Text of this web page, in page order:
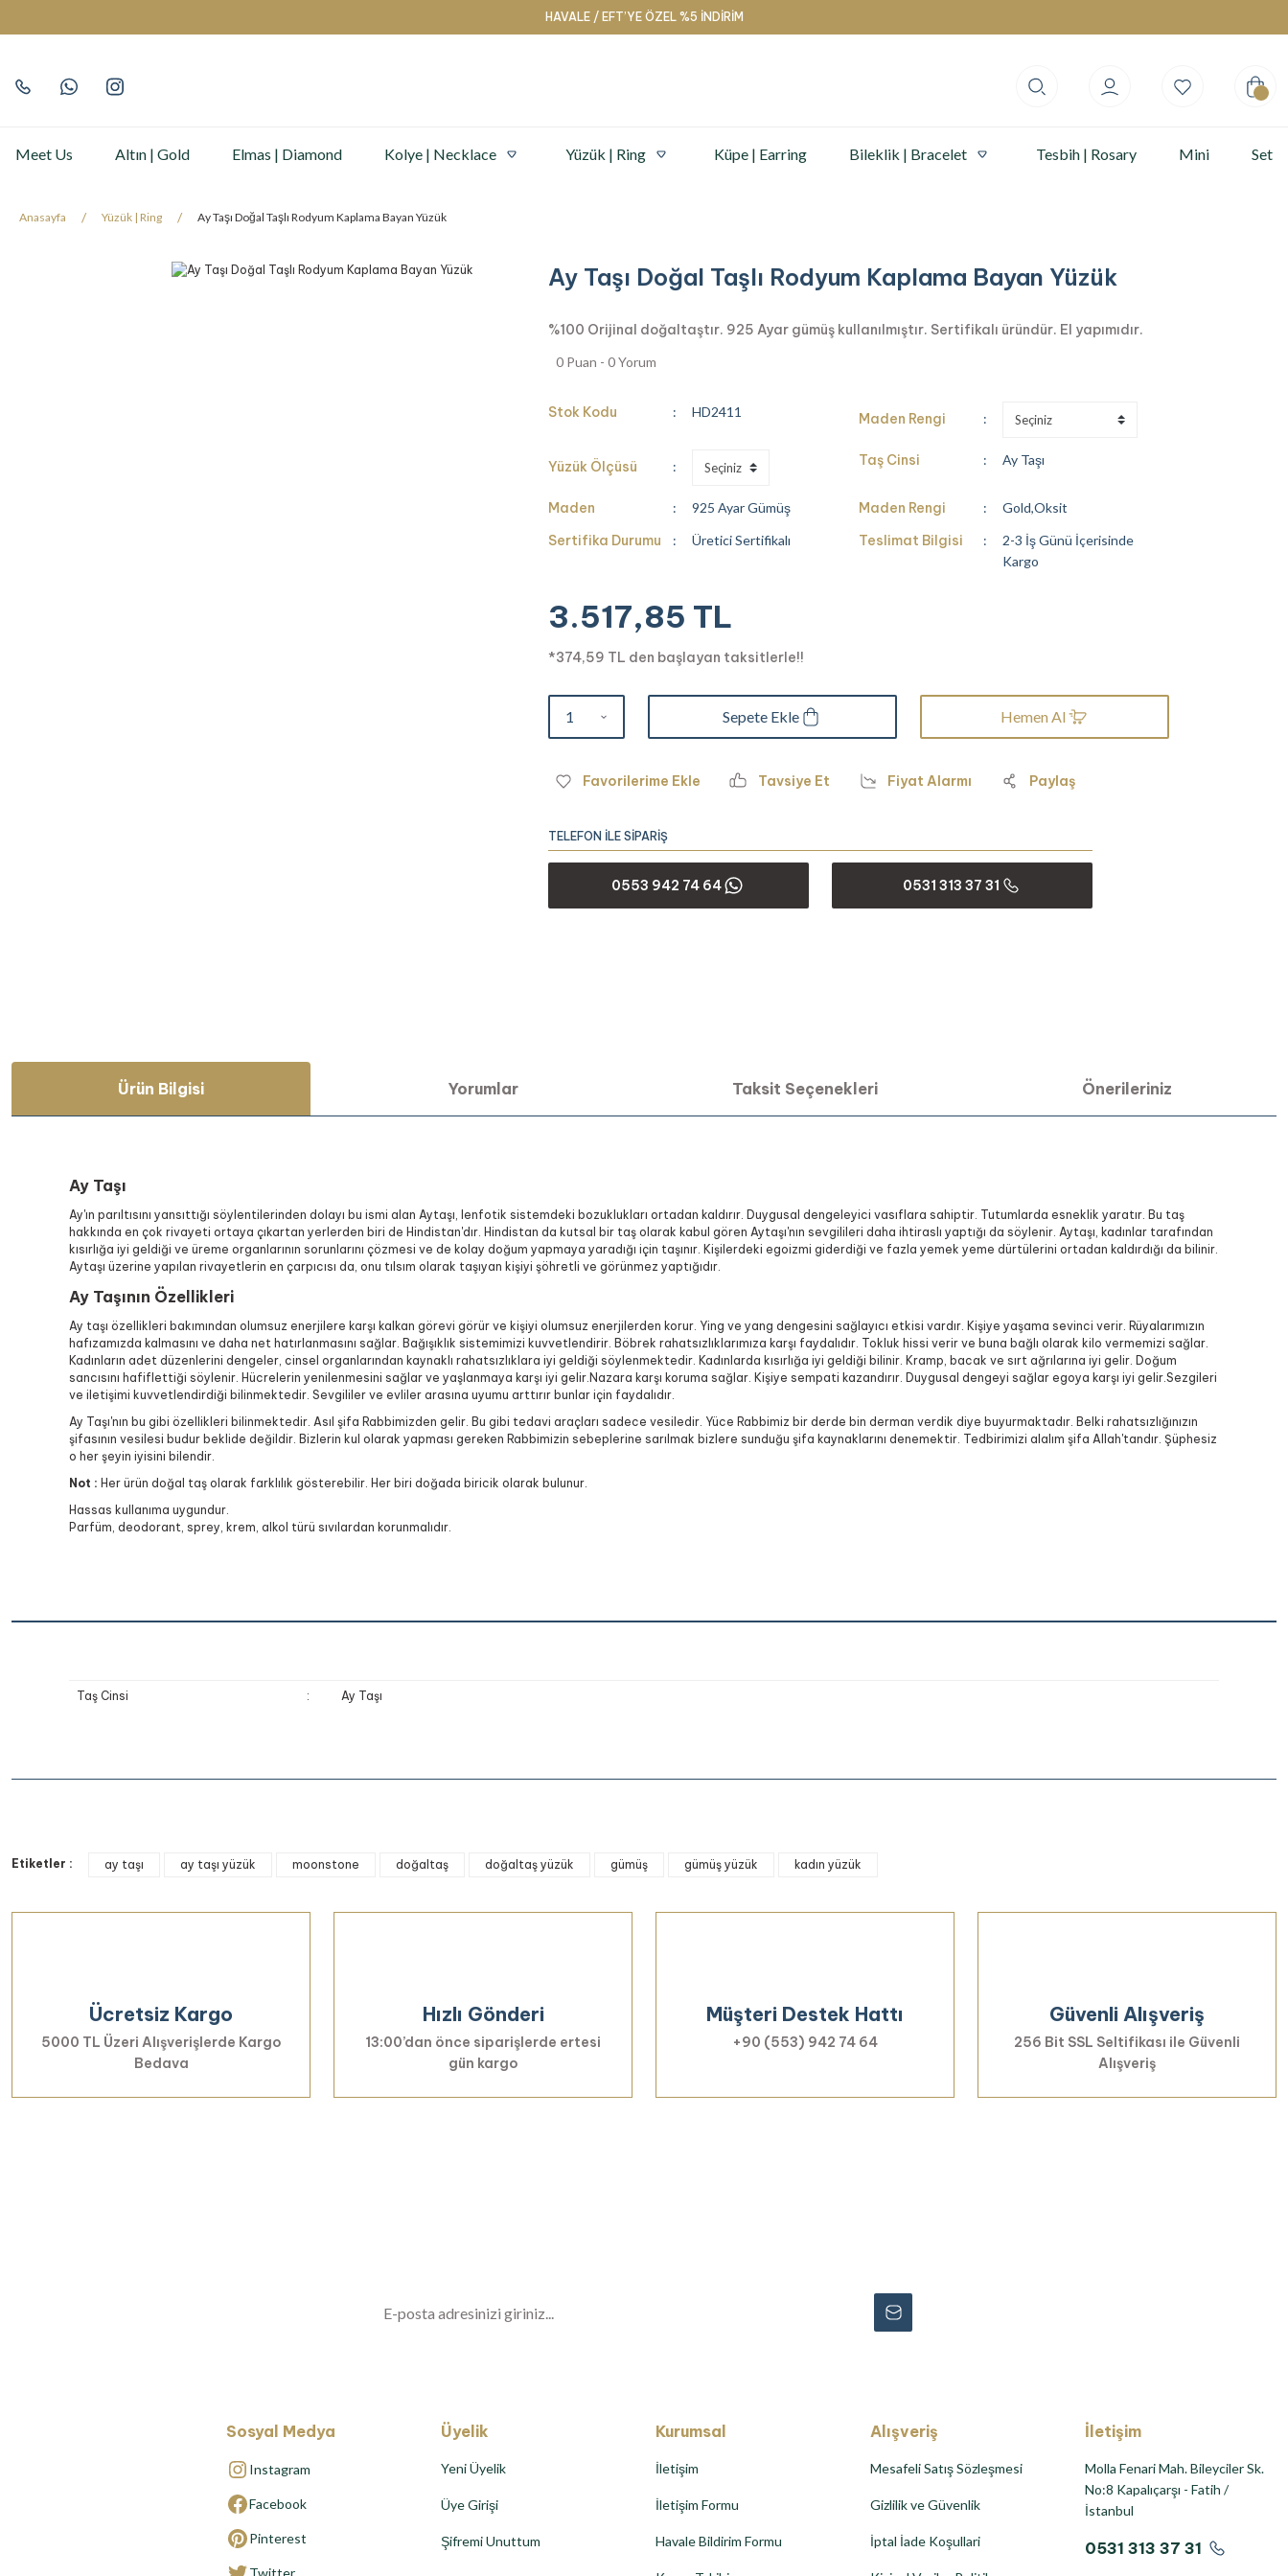
HAVALE / EFT’YE ÖZEL %5 İNDİRİM
Meet Us Altın | Gold Elmas | Diamond Kolye | Necklace Yüzük | Ring Küpe | Earring Bileklik | Bracelet Tesbih | Rosary Mini Set
Anasayfa Yüzük | Ring Ay Taşı Doğal Taşlı Rodyum Kaplama Bayan Yüzük
Ay Taşı Doğal Taşlı Rodyum Kaplama Bayan Yüzük
%100 Orijinal doğaltaştır. 925 Ayar gümüş kullanılmıştır. Sertifikalı üründür. El yapımıdır.
0 Puan - 0 Yorum
Stok Kodu HD2411 Maden Rengi
Yüzük Ölçüsü Taş Cinsi Ay Taşı
Maden 925 Ayar Gümüş Maden Rengi Gold,Oksit
Sertifika Durumu Üretici Sertifikalı Teslimat Bilgisi
2-3 İş Günü İçerisinde
Kargo
3.517,85 TL
*374,59 TL den başlayan taksitlerle!!
Sepete Ekle Hemen Al
Tavsiye Et Fiyat Alarmı Paylaş
TELEFON İLE SİPARİŞ
0553 942 74 64 0531 313 37 31
Ürün Bilgisi Yorumlar Taksit Seçenekleri Önerileriniz
Ay Taşı
Ay'ın parıltısını yansıttığı söylentilerinden dolayı bu ismi alan Aytaşı, lenfotik sistemdeki bozuklukları ortadan kaldırır. Duygusal dengeleyici vasıflara sahiptir. Tutumlarda esneklik yaratır. Bu taş
hakkında en çok rivayeti ortaya çıkartan yerlerden biri de Hindistan'dır. Hindistan da kutsal bir taş olarak kabul gören Aytaşı'nın sevgilileri daha ihtiraslı yaptığı da söylenir. Aytaşı, kadınlar tarafından
kısırlığa iyi geldiği ve üreme organlarının sorunlarını çözmesi ve de kolay doğum yapmaya yaradığı için taşınır. Kişilerdeki egoizmi giderdiği ve fazla yemek yeme dürtülerini ortadan kaldırdığı da bilinir.
Aytaşı üzerine yapılan rivayetlerin en çarpıcısı da, onu tılsım olarak taşıyan kişiyi şöhretli ve görünmez yaptığıdır.
Ay Taşının Özellikleri
Ay taşı özellikleri bakımından olumsuz enerjilere karşı kalkan görevi görür ve kişiyi olumsuz enerjilerden korur. Ying ve yang dengesini sağlayıcı etkisi vardır. Kişiye yaşama sevinci verir. Rüyalarımızın
hafızamızda kalmasını ve daha net hatırlanmasını sağlar. Bağışıklık sistemimizi kuvvetlendirir. Böbrek rahatsızlıklarımıza karşı faydalıdır. Tokluk hissi verir ve buna bağlı olarak kilo vermemizi sağlar.
Kadınların adet düzenlerini dengeler, cinsel organlarından kaynaklı rahatsızlıklara iyi geldiği söylenmektedir. Kadınlarda kısırlığa iyi geldiği bilinir. Kramp, bacak ve sırt ağrılarına iyi gelir. Doğum
sancısını hafiflettiği söylenir. Hücrelerin yenilenmesini sağlar ve yaşlanmaya karşı iyi gelir.Nazara karşı koruma sağlar. Kişiye sempati kazandırır. Duygusal dengeyi sağlar egoya karşı iyi gelir.Sezgileri
ve iletişimi kuvvetlendirdiği bilinmektedir. Sevgililer ve evliler arasına uyumu arttırır bunlar için faydalıdır.
Ay Taşı'nın bu gibi özellikleri bilinmektedir. Asıl şifa Rabbimizden gelir. Bu gibi tedavi araçları sadece vesiledir. Yüce Rabbimiz bir derde bin derman verdik diye buyurmaktadır. Belki rahatsızlığınızın
şifasının vesilesi budur beklide değildir. Bizlerin kul olarak yapması gereken Rabbimizin sebeplerine sarılmak bizlere sunduğu şifa kaynaklarını denemektir. Tedbirimizi alalım şifa Allah'tandır. Şüphesiz
o her şeyin iyisini bilendir.
Not : Her ürün doğal taş olarak farklılık gösterebilir. Her biri doğada biricik olarak bulunur.
Hassas kullanıma uygundur.
Parfüm, deodorant, sprey, krem, alkol türü sıvılardan korunmalıdır.
Taş Cinsi : Ay Taşı
Görüş ve önerileriniz için teşekkür ederiz.
Ürün resmi kalitesiz, bozuk veya görüntülenemiyor.
Bu ürüne benzer farklı alternatifler olmalı.
Etiketler : ay taşı ay taşı yüzük moonstone doğaltaş doğaltaş yüzük gümüş gümüş yüzük kadın yüzük
Ücretsiz Kargo
5000 TL Üzeri Alışverişlerde Kargo
Bedava
Hızlı Gönderi
13:00’dan önce siparişlerde ertesi
gün kargo
Müşteri Destek Hattı
+90 (553) 942 74 64
Güvenli Alışveriş
256 Bit SSL Seltifikası ile Güvenli
Alışveriş
Sosyal Medya
Instagram
Facebook
Pinterest
Twitter
Üyelik
Yeni Üyelik
Üye Girişi
Şifremi Unuttum
Kurumsal
İletişim
İletişim Formu
Havale Bildirim Formu
Alışveriş
Mesafeli Satış Sözleşmesi
Gizlilik ve Güvenlik
İptal İade Koşullari
İletişim
Molla Fenari Mah. Bileyciler Sk.
No:8 Kapalıçarşı - Fatih /
İstanbul
0531 313 37 31